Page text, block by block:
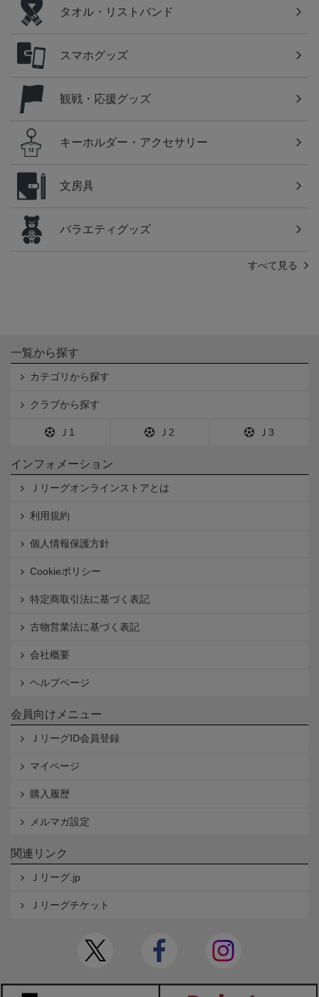
タオル・リストバンド
スマホグッズ
観戦・応援グッズ
キーホルダー・アクセサリー
文房具
バラエティグッズ
すべて見る
一覧から探す
カテゴリから探す
クラブから探す
Ｊ1 Ｊ2 Ｊ3
インフォメーション
Ｊリーグオンラインストアとは
利用規約
個人情報保護方針
Cookieポリシー
特定商取引法に基づく表記
古物営業法に基づく表記
会社概要
ヘルプページ
会員向けメニュー
ＪリーグID会員登録
マイページ
購入履歴
メルマガ設定
関連リンク
Ｊリーグ.jp
Ｊリーグチケット